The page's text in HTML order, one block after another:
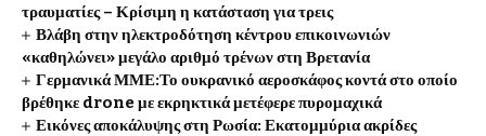
τραυματίες – Κρίσιμη η κατάσταση για τρεις
Βλάβη στην ηλεκτροδότηση κέντρου επικοινωνιών
«καθηλώνει» μεγάλο αριθμό τρένων στη Βρετανία
Γερμανικά ΜΜΕ:Το ουκρανικό αεροσκάφος κοντά στο οποίο
βρέθηκε drone με εκρηκτικά μετέφερε πυρομαχικά
Εικόνες αποκάλυψης στη Ρωσία: Εκατομμύρια ακρίδες